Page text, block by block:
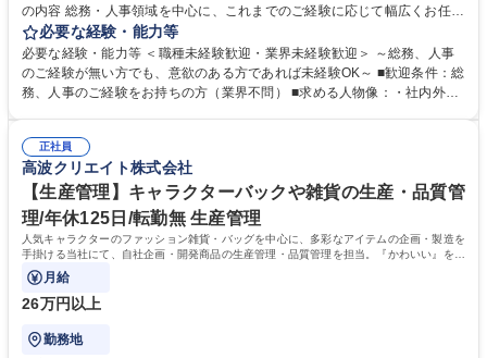
の内容 総務・人事領域を中心に、これまでのご経験に応じて幅広くお任せ
します。 ＜具体的には＞ ・総務/人事労務（給与・社保・勤怠管理など）
・採用・教育研修 ・福利厚生運用 など ※基本的には事務所勤務ですが、
採用や教育等の業務内容により、関西圏以外への日帰り・宿泊を伴う国内
出張もございます。 ※担当業務を持ちつつ、お互いに助け合いながら、総
必要な経験・能力等
必要な経験・能力等 ＜職種未経験歓迎・業界未経験歓迎＞ ～総務、人事
のご経験が無い方でも、意欲のある方であれば未経験OK～ ■歓迎条件：総
務、人事のご経験をお持ちの方（業界不問） ■求める人物像：・社内外の
正社員
高波クリエイト株式会社
【生産管理】キャラクターバックや雑貨の生産・品質管
理/年休125日/転勤無 生産管理
人気キャラクターのファッション雑貨・バッグを中心に、多彩なアイテムの企画・製造を
手掛ける当社にて、自社企画・開発商品の生産管理・品質管理を担当。『かわいい』を届
けるやりがいのあるポジションです。
月給
26万円以上
勤務地